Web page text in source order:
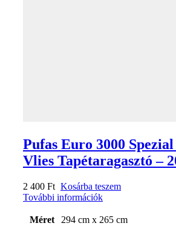
Pufas Euro 3000
Vlies Tapétaragasztó –
2 400 Ft Kosárba teszem
További információk
Méret 294 cm x 265 cm